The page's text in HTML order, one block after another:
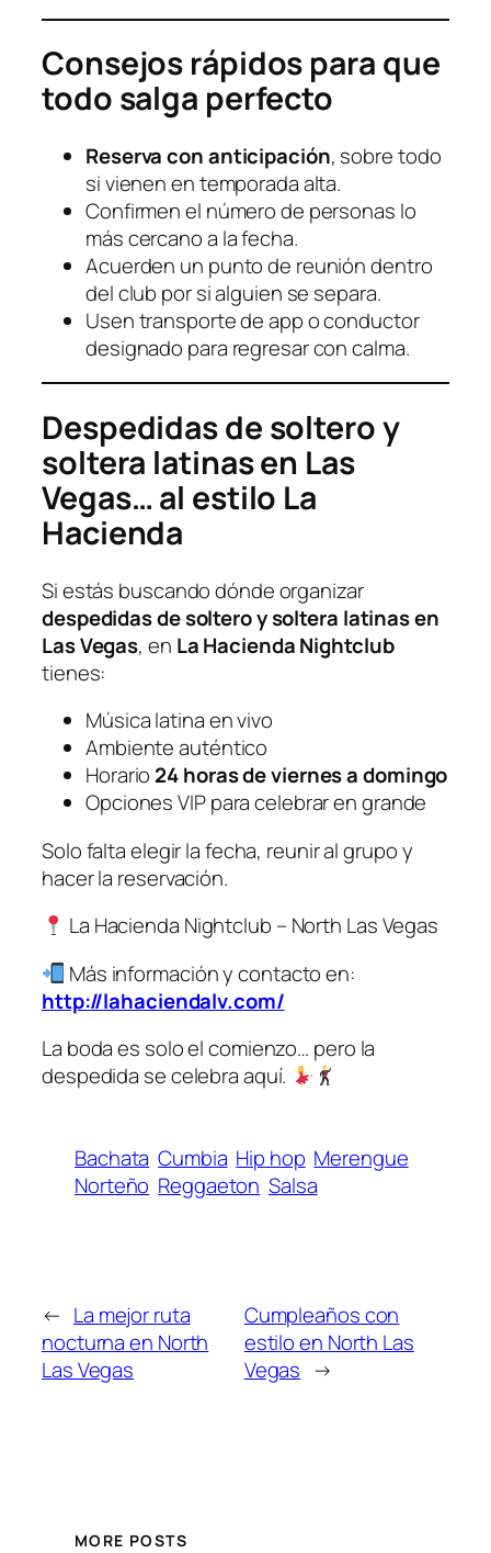
Consejos rápidos para que
todo salga perfecto
Reserva con anticipación, sobre todo
si vienen en temporada alta.
Confirmen el número de personas lo
más cercano a la fecha.
Acuerden un punto de reunión dentro
del club por si alguien se separa.
Usen transporte de app o conductor
designado para regresar con calma.
Despedidas de soltero y
soltera latinas en Las
Vegas… al estilo La
Hacienda
Si estás buscando dónde organizar
despedidas de soltero y soltera latinas en
Las Vegas, en La Hacienda Nightclub
tienes:
Música latina en vivo
Ambiente auténtico
Horario 24 horas de viernes a domingo
Opciones VIP para celebrar en grande
Solo falta elegir la fecha, reunir al grupo y
hacer la reservación.
La Hacienda Nightclub – North Las Vegas
Más información y contacto en:
http://lahaciendalv.com/
La boda es solo el comienzo… pero la
despedida se celebra aquí.
Bachata Cumbia Hip hop Merengue
Norteño Reggaeton Salsa
← La mejor ruta
nocturna en North
Las Vegas
Cumpleaños con
estilo en North Las
Vegas →
MORE POSTS